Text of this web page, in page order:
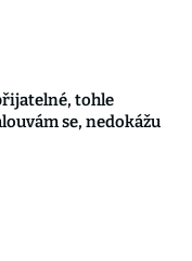
tohle
se, nedokážu